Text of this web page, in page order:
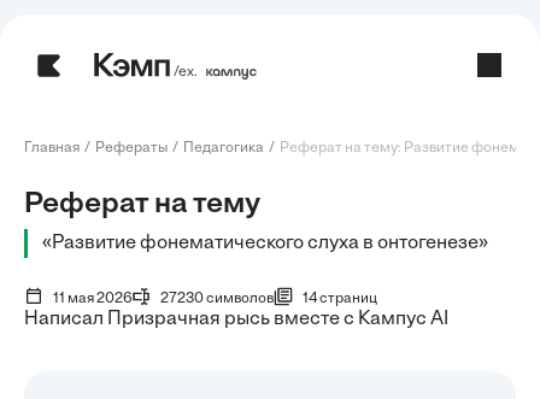
/ех.
Главная Рефераты Педагогика Реферат на тему: Развитие
Реферат на тему
«Развитие фонематического слуха в онтогенезе»
11 мая 2026 27230 символов 14 страниц
Написал Призрачная рысь вместе с Кампус AI